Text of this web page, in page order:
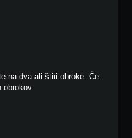
na dva ali štiri obroke. Če
obrokov.